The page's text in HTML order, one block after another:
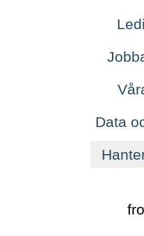
Data